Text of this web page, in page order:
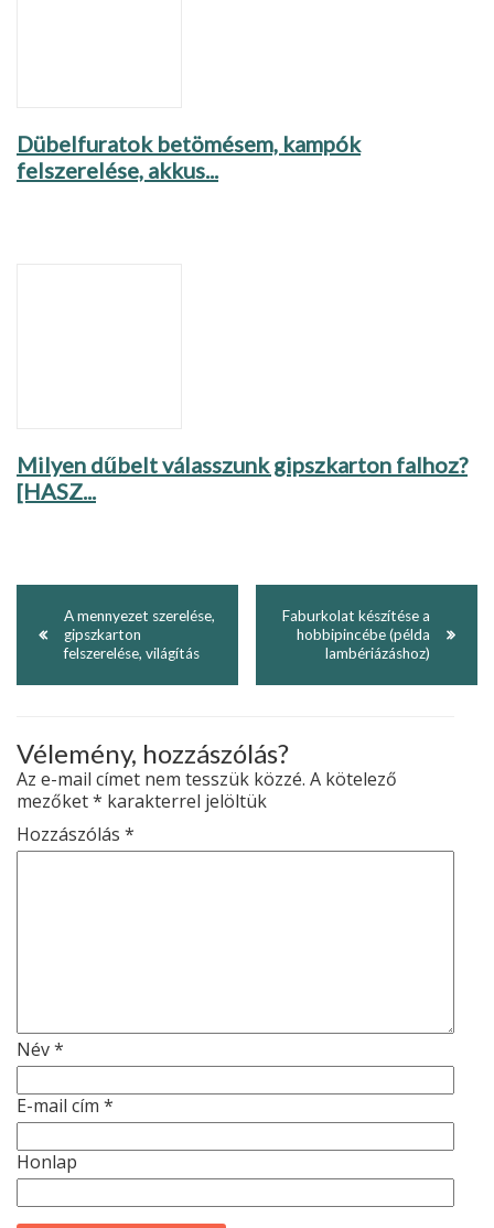
Dübelfuratok betömésem, kampók
felszerelése, akkus...
Milyen dűbelt válasszunk gipszkarton falhoz?
[HASZ...
A mennyezet szerelése,
gipszkarton
felszerelése, világítás
Faburkolat készítése a
hobbipincébe (példa
lambériázáshoz)
Vélemény, hozzászólás?
Az e-mail címet nem tesszük közzé. A kötelező
mezőket* karakterrel jelöltük
Hozzászólás *
Név*
E-mail cím *
Honlap